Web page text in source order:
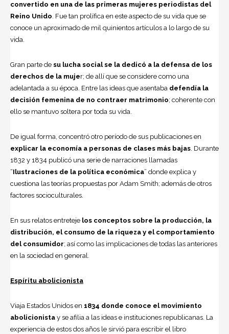
convertido en una de las primeras mujeres periodistas del
Reino Unido. Fue tan prolífica en este aspecto de su vida que se
conoce un aproximado de mil quinientos artículos a lo largo de su
vida.
Gran parte de su lucha social se la dedicó a la defensa de los
derechos de la mujer; de allí que se considere como una
adelantada a su época. Entre las ideas que asentaba defendía la
decisión femenina de no contraer matrimonio; coherente con
ello se mantuvo soltera por toda su vida.
De igual forma, concentró otro período de sus publicaciones en
explicar la economía a personas de clases más bajas. Durante
1832 y 1834 publicó una serie de narraciones llamadas
“Ilustraciones de la política económica” donde explica y
cuestiona las teorías propuestas por Adam Smith; además de otros
factores socioculturales.
En sus relatos entreteje los conceptos sobre la producción, la
distribución, el consumo de la riqueza y el comportamiento
del consumidor; así como las implicaciones de todas las anteriores
en la sociedad en general.
Espíritu abolicionista
Viaja Estados Unidos en 1834 donde conoce el movimiento
abolicionista y se afilia a las ideas e instituciones republicanas. La
experiencia de estos dos años le sirvió para escribir el libro